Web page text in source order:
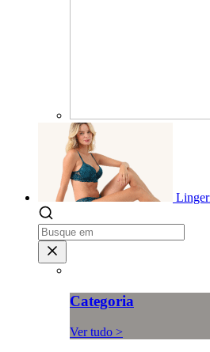
Categoria
Ver tudo >